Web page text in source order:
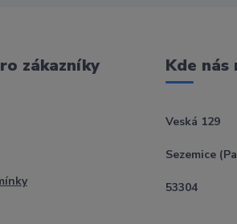
zákazníky Kde nás
Veská 129
Sezemice
53304